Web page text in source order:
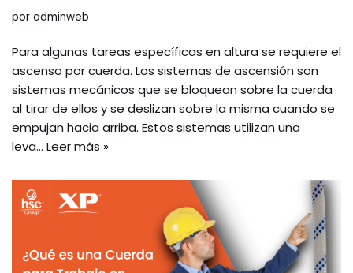
por adminweb
Para algunas tareas específicas en altura se requiere el
ascenso por cuerda. Los sistemas de ascensión son
sistemas mecánicos que se bloquean sobre la cuerda
al tirar de ellos y se deslizan sobre la misma cuando se
empujan hacia arriba. Estos sistemas utilizan una
leva… Leer más »